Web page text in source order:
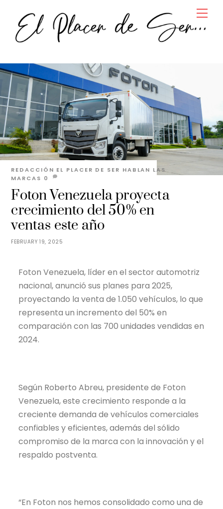
content
FEBRUARY 19, 2025
Foton Venezuela proyecta
crecimiento del 50% en
ventas este año
REDACCIÓN EL PLACER DE SER HABLAN LAS
MARCAS 0
Foton Venezuela, líder en el sector automotriz
nacional, anunció sus planes para 2025,
proyectando la venta de 1.050 vehículos, lo que
representa un incremento del 50% en
comparación con las 700 unidades vendidas en
2024.
Según Roberto Abreu, presidente de Foton
Venezuela, este crecimiento responde a la
creciente demanda de vehículos comerciales
confiables y eficientes, además del sólido
compromiso de la marca con la innovación y el
respaldo postventa.
“En Foton nos hemos consolidado como una de